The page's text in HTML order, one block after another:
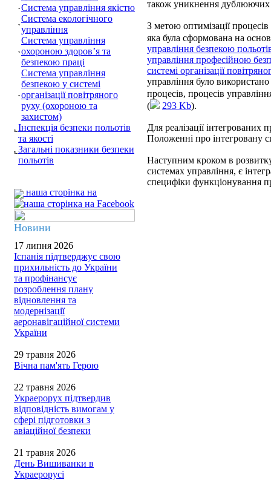
Система управління якістю
Система екологічного
управління
Система управління
охороною здоров’я та
безпекою праці
Система управління
безпекою у системі
організації повітряного
руху (охороною та
захистом)
Інспекція безпеки польотів
та якості
Загальні показники безпеки
польотів
наша сторінка на
Новини
17 липня 2026
Іспанія підтверджує свою
прихильність до України
та профінансує
розроблення плану
відновлення та
модернізації
аеронавігаційної системи
України
29 травня 2026
Вічна пам'ять Герою
22 травня 2026
Украерорух підтвердив
відповідність вимогам у
сфері підготовки з
авіаційної безпеки
21 травня 2026
День Вишиванки в
Украерорусі
також уникнення дублюючих
З метою оптимізації
яка була сформована на
управління безпекою
управління професійною
системі організації
управління було
процесів, процесів
(
293 Kb).
Для реалізації інтегрованих
Положенні про інтегровану
Наступним кроком в
системах управління, є
специфіки функціонування